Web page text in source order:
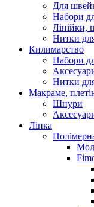
Для
Набори
Лінійки,
Нитки
Килимарство
Набори
Нитки
Макраме,
Шнури
Ліпка